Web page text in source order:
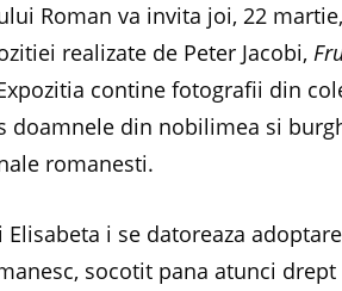
Roman va invita joi, 22
realizate de Peter Jacobi,
contine fotografii din
doamnele din nobilimea si
romanesti.
i se datoreaza
socotit pana atunci